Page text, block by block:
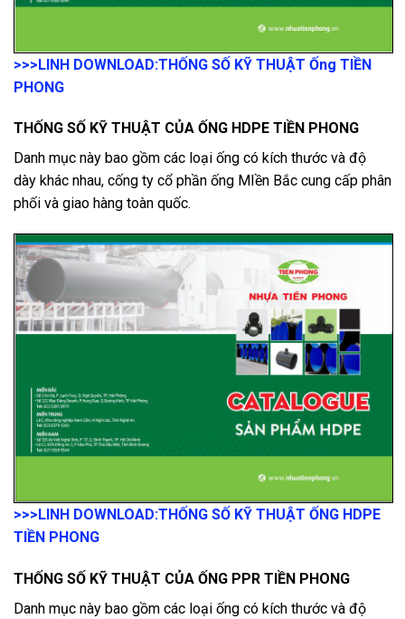
>>>LINH DOWNLOAD:THỐNG SỐ KỸ THUẬT Ống TIỀN
PHONG
THỐNG SỐ KỸ THUẬT CỦA ỐNG HDPE TIỀN PHONG
Danh mục này bao gồm các loại ống có kích thước và độ
dày khác nhau, cống ty cổ phần ống MIền Bắc cung cấp phân
phối và giao hàng toàn quốc.
>>>LINH DOWNLOAD:THỐNG SỐ KỸ THUẬT ỐNG HDPE
TIỀN PHONG
THỐNG SỐ KỸ THUẬT CỦA ỐNG PPR TIỀN PHONG
Danh mục này bao gồm các loại ống có kích thước và độ